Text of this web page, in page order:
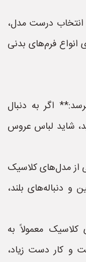
انتخاب درست مدل،
فرم‌های بدنی
اگر به دنبال
شاید لباس عروس
مدل‌های کلاسیک
و دنباله‌های بلند،
معمولاً به
و کار دست زیاد،